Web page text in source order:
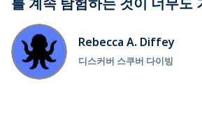
Rebecca A. Diffey
디스커버 스쿠버 다이빙